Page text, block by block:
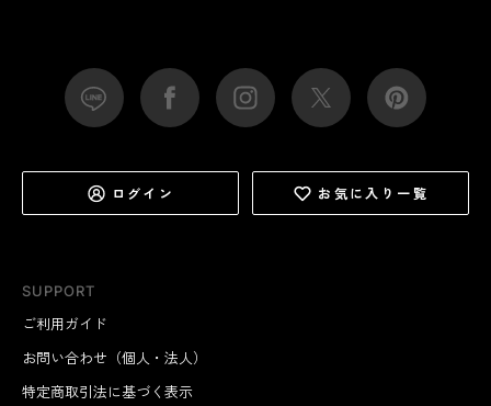
SUPPORT
ご利用ガイド
お問い合わせ（個人・法人）
特定商取引法に基づく表示
ログイン お気に入り一覧